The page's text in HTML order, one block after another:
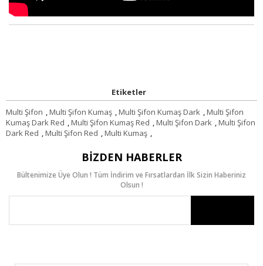
Etiketler
Multi Şifon ,Multi Şifon Kumaş ,Multi Şifon Kumaş Dark ,Multi Şifon
Kumaş Dark Red ,Multi Şifon Kumaş Red ,Multi Şifon Dark ,Multi Şifon
Dark Red ,Multi Şifon Red ,Multi Kumaş ,
BIZDEN HABERLER
Bültenimize Üye Olun ! Tüm İndirim ve Fırsatlardan İlk Sizin Haberiniz
Olsun !